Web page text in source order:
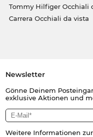
Tommy Hilfiger Occhiali
Carrera Occhiali da vista
Newsletter
Gönne Deinem
exklusive Aktionen und
Weitere Informationen